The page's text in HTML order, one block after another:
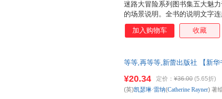
迷路大冒险系列图书集五大魅
的场景说明。全书的说明文字
跟着迷宫一起捉迷藏。 2. 每个
据箭头的指示和迷宫规则，找
很多知识谜题，由浅入深，目
幅图里的都会配有各种知识的
都附上了名称，可以让孩子们
加入购物车 收藏
等等,再等等,新蕾出版社 【新
¥20.34 定价： ¥36.00 (5.65折)
(英)凯瑟琳·雷纳(Catherine Rayner) 著